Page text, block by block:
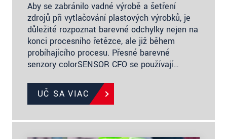
Aby se zabránilo vadné výrobě a šetření
zdrojů při vytlačování plastových výrobků, je
důležité rozpoznat barevné odchylky nejen na
konci procesního řetězce, ale již během
probíhajícího procesu. Přesné barevné
senzory colorSENSOR CFO se používají…
UČ SA VIAC